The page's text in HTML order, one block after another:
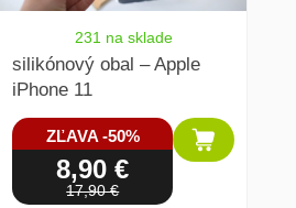
231 na sklade
silikónový obal – Apple
iPhone 11
ZĽAVA -50%
8,90 €
17,90 €